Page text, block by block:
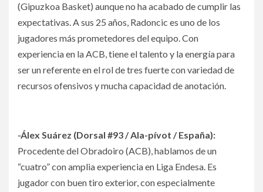
(Gipuzkoa Basket) aunque no ha acabado de cumplir las
expectativas. A sus 25 años, Radoncic es uno de los
jugadores más prometedores del equipo. Con
experiencia en la ACB, tiene el talento y la energía para
ser un referente en el rol de tres fuerte con variedad de
recursos ofensivos y mucha capacidad de anotación.
-Álex Suárez (Dorsal #93 / Ala-pívot / España):
Procedente del Obradoiro (ACB), hablamos de un
“cuatro” con amplia experiencia en Liga Endesa. Es
jugador con buen tiro exterior, con especialmente